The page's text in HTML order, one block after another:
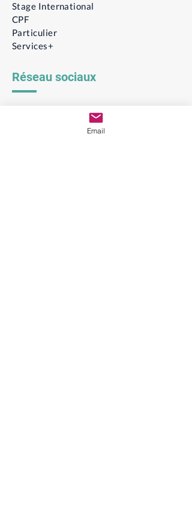
Stage International
CPF
Particulier
Services+
Réseau sociaux
Email